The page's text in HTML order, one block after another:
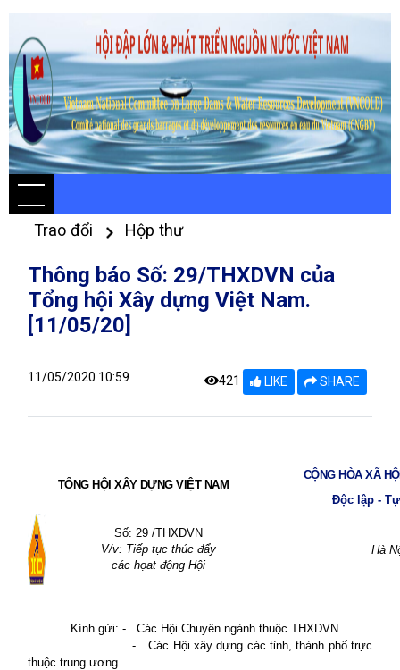
Trao đổi Hộp thư
Thông báo Số: 29/THXDVN của
Tổng hội Xây dựng Việt Nam.
[11/05/20]
11/05/2020 10:59 421 LIKE SHARE
TỔNG HỘI XÂY DỰNG VIỆT NAM
CỘNG HÒA XÃ
Độc lập -
Số: 29 /THXDVN
V/v: Tiếp tục thúc đẩy
các họat động Hội
Hà
Kính gửi: -
Các Hội Chuyên ngành thuộc THXDVN
-
Các Hội xây dựng các tỉnh, thành phố trực
thuộc trung ương